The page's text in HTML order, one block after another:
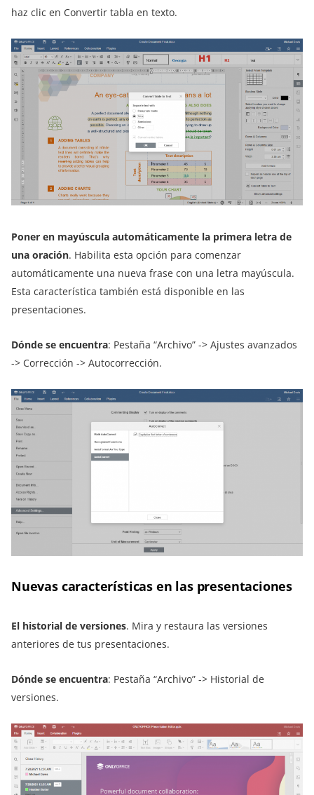
haz clic en Convertir tabla en texto.
Poner en mayúscula automáticamente la primera letra de
una oración. Habilita esta opción para comenzar
automáticamente una nueva frase con una letra mayúscula.
Esta característica también está disponible en las
presentaciones.
Dónde se encuentra: Pestaña “Archivo” -> Ajustes avanzados
-> Corrección -> Autocorrección.
Nuevas características en las presentaciones
El historial de versiones. Mira y restaura las versiones
anteriores de tus presentaciones.
Dónde se encuentra: Pestaña “Archivo” -> Historial de
versiones.